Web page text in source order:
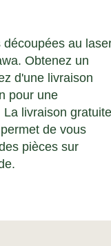
au
Obtenez un
d'une livraison
pour une
livraison gratuite
de vous
pièces sur